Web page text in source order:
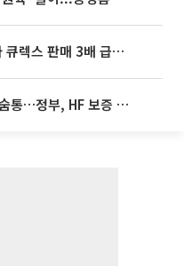
대신證 “알테오젠, 키트루다 큐렉스 판매 3배 급증…목표가 41만원 상향”
재건축·재개발 이주비 대출 숨통…정부, HF 보증 신설 추진